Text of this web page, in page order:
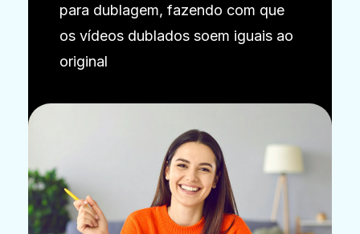
para dublagem, fazendo com que
os vídeos dublados soem iguais ao
original